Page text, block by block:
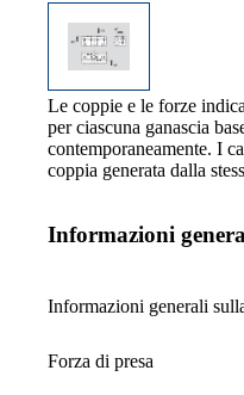
Le coppie e le forze
per ciascuna ganascia
contemporaneamente. I
coppia generata dalla
Informazioni
Informazioni generali
Forza di presa